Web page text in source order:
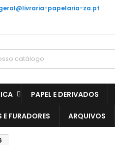
papelaria-za.pt
PAPEL E DERIVADOS
FURADORES ARQUIVOS